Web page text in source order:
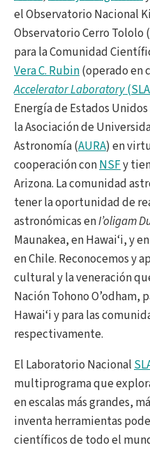
el Observatorio Nacional
Observatorio Cerro Tololo (
para la Comunidad
Vera C. Rubin(operado en
Accelerator Laboratory
Energía de Estados Unidos
la Asociación de
Astronomía (AURA) en
cooperación conNSFy
Arizona. La comunidad
tener la oportunidad de
astronómicas enI’oligam
Maunakea, en Hawai‘i, y
en Chile. Reconocemos y
cultural y la veneración
Nación Tohono O’odham,
Hawai‘i y para las
respectivamente.
El Laboratorio Nacional
multiprograma que
en escalas más grandes,
inventa herramientas
científicos de todo el